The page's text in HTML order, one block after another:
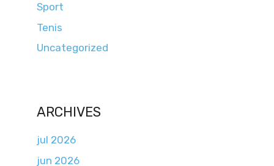
Sport
Tenis
Uncategorized
ARCHIVES
jul 2026
jun 2026